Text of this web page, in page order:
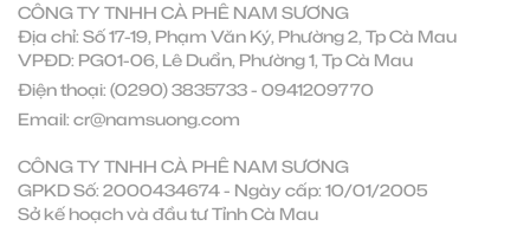
CÔNG TY TNHH CÀ PHÊ NAM SƯƠNG
Địa chỉ: Số 17-19, Phạm Văn Ký, Phường 2, Tp Cà Mau
VPĐD: PG01-06, Lê Duẩn, Phường 1, Tp Cà Mau
Điện thoại: (0290) 3835733- 0941209770
Email: cr@namsuong.com
CÔNG TY TNHH CÀ PHÊ NAM SƯƠNG
GPKD Số: 2000434674 - Ngày cấp: 10/01/2005
Sở kế hoạch và đầu tư Tỉnh Cà Mau